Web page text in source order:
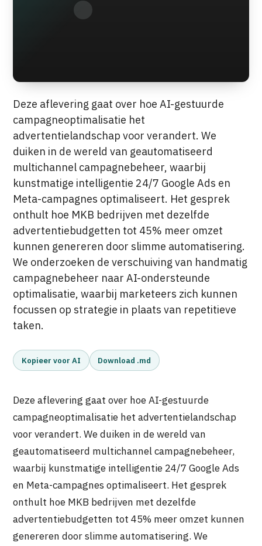
Deze aflevering gaat over hoe AI-gestuurde
campagneoptimalisatie het
advertentielandschap voor verandert. We
duiken in de wereld van geautomatiseerd
multichannel campagnebeheer, waarbij
kunstmatige intelligentie 24/7 Google Ads en
Meta-campagnes optimaliseert. Het gesprek
onthult hoe MKB bedrijven met dezelfde
advertentiebudgetten tot 45% meer omzet
kunnen genereren door slimme automatisering.
We onderzoeken de verschuiving van handmatig
campagnebeheer naar AI-ondersteunde
optimalisatie, waarbij marketeers zich kunnen
focussen op strategie in plaats van repetitieve
taken.
Kopieer voor AI Download .md
Deze aflevering gaat over hoe AI-gestuurde
campagneoptimalisatie het advertentielandschap
voor verandert. We duiken in de wereld van
geautomatiseerd multichannel campagnebeheer,
waarbij kunstmatige intelligentie 24/7 Google Ads
en Meta-campagnes optimaliseert. Het gesprek
onthult hoe MKB bedrijven met dezelfde
advertentiebudgetten tot 45% meer omzet kunnen
genereren door slimme automatisering. We